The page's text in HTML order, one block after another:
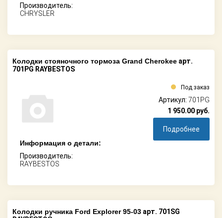
Производитель:
CHRYSLER
Колодки стояночного тормоза Grand Cherokee арт.
701PG RAYBESTOS
Информация о детали:
Производитель:
RAYBESTOS
Под заказ
Артикул: 701PG
1 950.00 руб.
Подробнее
Колодки ручника Ford Explorer 95-03 арт. 701SG